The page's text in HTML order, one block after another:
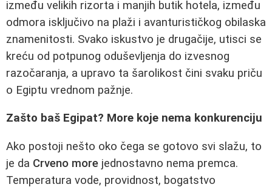
između velikih rizorta i manjih butik hotela, između
odmora isključivo na plaži i avanturističkog obilaska
znamenitosti. Svako iskustvo je drugačije, utisci se
kreću od potpunog oduševljenja do izvesnog
razočaranja, a upravo ta šarolikost čini svaku priču
o Egiptu vrednom pažnje.
Zašto baš Egipat? More koje nema konkurenciju
Ako postoji nešto oko čega se gotovo svi slažu, to
je da Crveno more jednostavno nema premca.
Temperatura vode, providnost, bogatstvo